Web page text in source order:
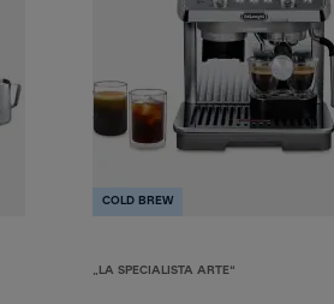
COLD BREW
„LA SPECIALISTA ARTE“